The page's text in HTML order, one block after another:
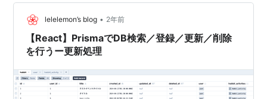
lelelemon’s blog • 2年前
【React】PrismaでDB検索／登録／更新／削除
を行うー更新処理